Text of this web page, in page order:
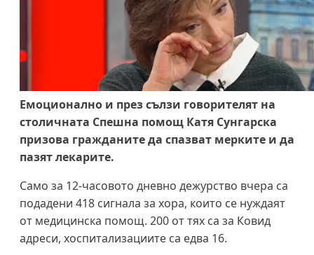
Емоционално и през сълзи говорителят на
столичната Спешна помощ Катя Сунгарска
призова гражданите да спазват мерките и да
пазят лекарите.
Само за 12-часовото дневно дежурство вчера са
подадени 418 сигнала за хора, които се нуждаят
от медицинска помощ. 200 от тях са за Ковид
адреси, хоспитализациите са едва 16.